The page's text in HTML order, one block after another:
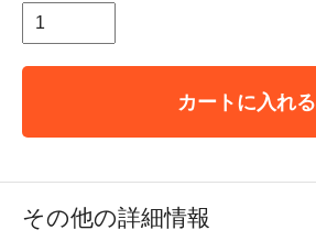
カートに入れる
その他の詳細情報